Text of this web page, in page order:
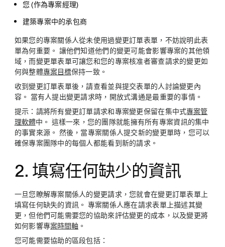
您 (作為專案經理)
建築專案中的承包商
如果您的專案關係人從未使用過變更訂單表單，不妨說明此表
單為何重要。 讓他們知道他們的變更可能會影響專案的其他領
域，而變更單表單可讓您和您的專案核准者審查請求的變更如
何與整體專案目標保持一致。
收到變更訂單表單後，請查看並與提交表單的人討論變更內
容。 當有人提出變更請求時，開放式溝通是最重要的事情。
提示： 請將所有變更訂單請求和專案變更保留在集中式專案管
理軟體中。 這樣一來，您的團隊就能擁有所有專案資訊的集中
的事實來源。 然後，當專案關係人提交新的變更單時，您可以
確保專案團隊中的每個人都能看到新的請求。
2. 填寫任何缺少的資訊
一旦您瞭解專案關係人的變更請求，您就會在變更訂單表單上
填寫任何缺失的資訊。 專案關係人應在請求表單上描述其變
更，但他們可能需要您的協助來評估變更的成本，以及變更將
如何影響專案時間軸 。
您可能需要協助的區段包括：